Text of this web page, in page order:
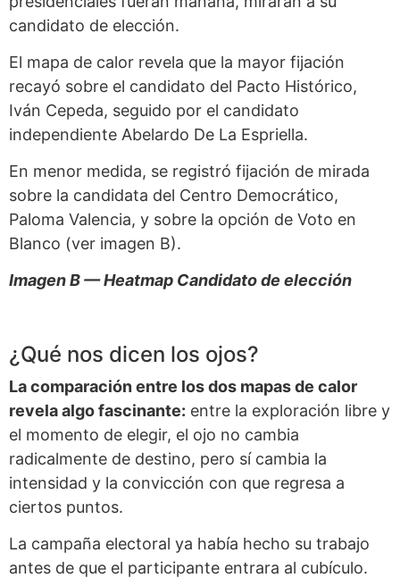
candidato de elección.
El mapa de calor revela que la mayor fijación
recayó sobre el candidato del Pacto Histórico,
Iván Cepeda, seguido por el candidato
independiente Abelardo De La Espriella.
En menor medida, se registró fijación de mirada
sobre la candidata del Centro Democrático,
Paloma Valencia, y sobre la opción de Voto en
Blanco (ver imagen B).
Imagen B — Heatmap Candidato de elección
¿Qué nos dicen los ojos?
La comparación entre los dos mapas de calor
revela algo fascinante: entre la exploración libre y
el momento de elegir, el ojo no cambia
radicalmente de destino, pero sí cambia la
intensidad y la convicción con que regresa a
ciertos puntos.
La campaña electoral ya había hecho su trabajo
antes de que el participante entrara al cubículo.